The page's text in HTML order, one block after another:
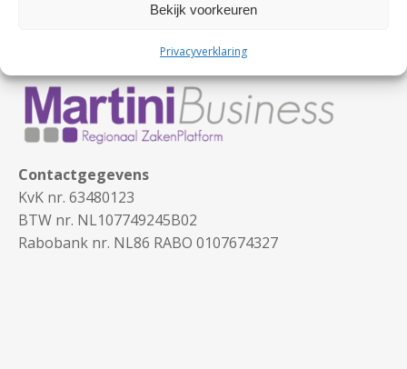
Bekijk voorkeuren
Privacyverklaring
Contactgegevens
KvK nr. 63480123
BTW nr. NL107749245B02
Rabobank nr. NL86 RABO 0107674327